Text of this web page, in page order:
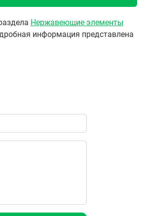
Нержавеющие элементы
информация представлена